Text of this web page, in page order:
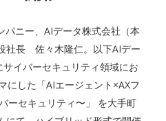
パニー、AIデータ株式会社（本
社長 佐々木隆仁。以下AIデー
イバーセキュリティ領域にお
にした「AIエージェント×AXフ
セキュリティ〜」 を大手町